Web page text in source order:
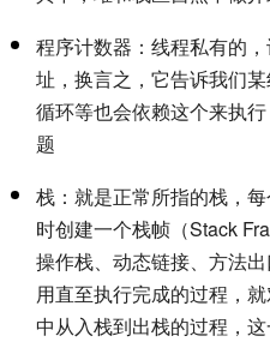
程序计数器：线程私有的
址，换言之，它告诉我们某
循环等也会依赖这个来执
题
栈：就是正常所指的栈，
时创建一个栈帧（Stack
操作栈、动态链接、方法
用直至执行完成的过程，
中从入栈到出栈的过程，